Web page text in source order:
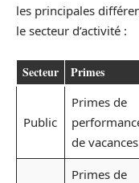
les principales
le secteur d’activité :
Secteur Primes
Public
Primes de
de vacances
Primes de